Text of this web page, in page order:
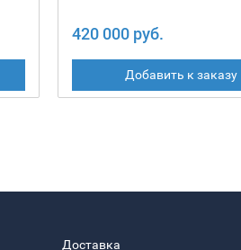
420 000 руб.
Добавить к заказу
Доставка